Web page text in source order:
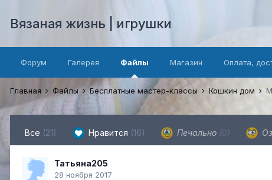
Вязаная жизнь | игрушки
Форум Галерея Файлы Магазин Оплата,
Главная Файлы Бесплатные мастер-классы Кошкин дом
Все (21) Нравится (16) Печально (0)
Татьяна205
28 ноября 2017